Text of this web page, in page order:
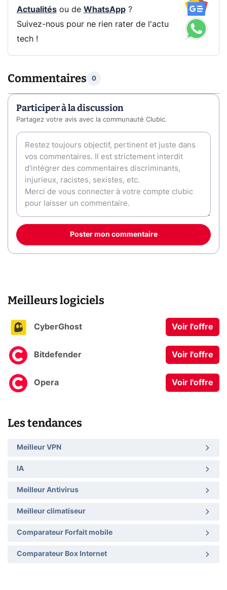
Actualitésou de WhatsApp?
Suivez-nous pour ne rien rater de l'actu
tech !
Commentaires 0
Participer à la discussion
Partagez votre avis avec la communauté Clubic.
Poster mon commentaire
Meilleurs logiciels
CyberGhost Voir l'offre
Bitdefender Voir l'offre
Opera Voir l'offre
Les tendances
Meilleur VPN
IA
Meilleur Antivirus
Meilleur climatiseur
Comparateur Forfait mobile
Comparateur Box Internet